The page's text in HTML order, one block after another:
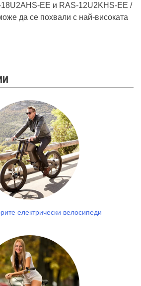
EE и RAS-12U2KHS-EE /
да се похвали с най-високата
електрически велосипеди